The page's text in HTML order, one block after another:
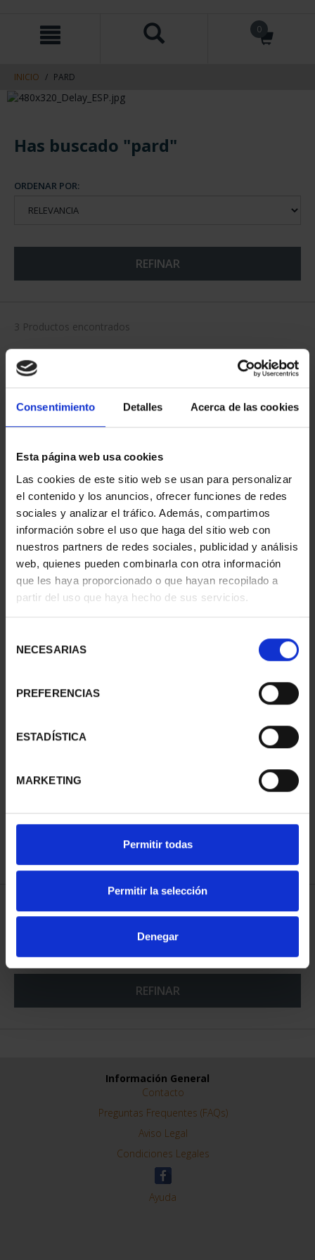
Consentimiento Detalles Acerca de las cookies
Esta página web usa cookies
Las cookies de este sitio web se usan para personalizar
el contenido y los anuncios, ofrecer funciones de redes
sociales y analizar el tráfico. Además, compartimos
información sobre el uso que haga del sitio web con
nuestros partners de redes sociales, publicidad y análisis
web, quienes pueden combinarla con otra información
que les haya proporcionado o que hayan recopilado a
partir del uso que haya hecho de sus servicios.
NECESARIAS
PREFERENCIAS
ESTADÍSTICA
MARKETING
Permitir todas
Permitir la selección
Denegar
contenido
navegacin
0
INICIO PARD
Has buscado "pard"
ORDENAR POR:
REFINAR
3 Productos encontrados
CIUDADES PATRIMONIO
III - TARRAGONA
73,00 €
CIUDADES PATRIMONIO
III - SANTIAGO DE CO...
73,00 €
III - TOLEDO
ORDENAR POR:
REFINAR
Información General
Contacto
Preguntas Frequentes (FAQs)
Aviso Legal
Condiciones Legales
Ayuda